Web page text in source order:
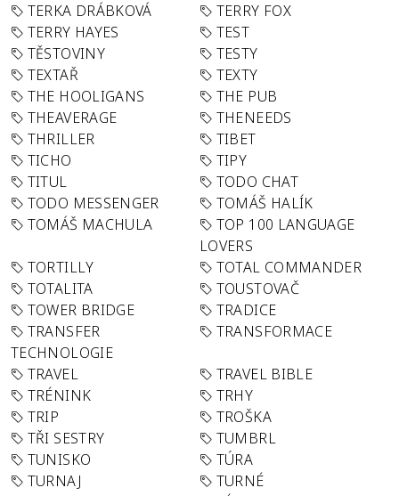
TERKA DRÁBKOVÁ
TERRY FOX
TERRY HAYES
TEST
TĚSTOVINY
TESTY
TEXTAŘ
TEXTY
THE HOOLIGANS
THE PUB
THEAVERAGE
THENEEDS
THRILLER
TIBET
TICHO
TIPY
TITUL
TODO CHAT
TODO MESSENGER
TOMÁŠ HALÍK
TOMÁŠ MACHULA
TOP 100 LANGUAGE
LOVERS
TORTILLY
TOTAL COMMANDER
TOTALITA
TOUSTOVAČ
TOWER BRIDGE
TRADICE
TRANSFER
TECHNOLOGIE
TRANSFORMACE
TRAVEL
TRAVEL BIBLE
TRÉNINK
TRHY
TRIP
TROŠKA
TŘI SESTRY
TUMBRL
TUNISKO
TÚRA
TURNAJ
TURNÉ